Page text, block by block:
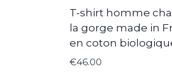
T-shirt homme
la gorge made in
en coton
€46.00